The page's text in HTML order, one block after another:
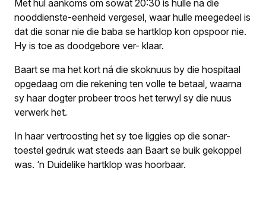
Met hul aankoms om sowat 20:30 is hulle na die
nooddienste-eenheid vergesel, waar hulle meegedeel is
dat die sonar nie die baba se hartklop kon opspoor nie.
Hy is toe as doodgebore ver- klaar.
Baart se ma het kort ná die skoknuus by die hospitaal
opgedaag om die rekening ten volle te betaal, waarna
sy haar dogter probeer troos het terwyl sy die nuus
verwerk het.
In haar vertroosting het sy toe liggies op die sonar-
toestel gedruk wat steeds aan Baart se buik gekoppel
was. ‘n Duidelike hartklop was hoorbaar.